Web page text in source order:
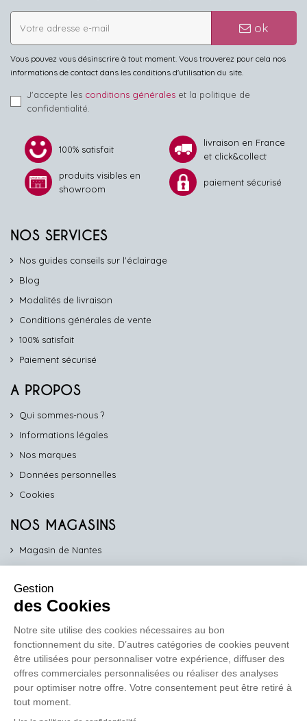
ok
Vous pouvez vous désinscrire à tout moment. Vous trouverez pour cela nos
informations de contact dans les conditions d'utilisation du site.
J'accepte les conditions générales et la politique de
confidentialité.
100% satisfait
livraison en France
et click&collect
produits visibles en
showroom
paiement sécurisé
NOS SERVICES
Nos guides conseils sur l'éclairage
Blog
Modalités de livraison
Conditions générales de vente
100% satisfait
Paiement sécurisé
A PROPOS
Qui sommes-nous ?
Informations légales
Nos marques
Données personnelles
Cookies
NOS MAGASINS
Magasin de Nantes
Magasin de Vannes
Magasin d'Orléans
COMPTOIR PRO
work
Comptoir des Lustres vous propose ses services dédiés aux
Gestion
des Cookies
Notre site utilise des cookies nécessaires au bon
fonctionnement du site. D’autres catégories de cookies peuvent
être utilisées pour personnaliser votre expérience, diffuser des
offres commerciales personnalisées ou réaliser des analyses
pour optimiser notre offre. Votre consentement peut être retiré à
tout moment.